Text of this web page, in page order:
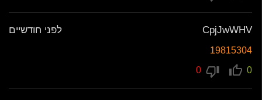
CpjJwWHV לפני חודשיים
19815304
0